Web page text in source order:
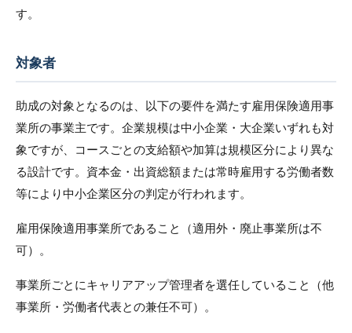
す。
対象者
助成の対象となるのは、以下の要件を満たす雇用保険適用事
業所の事業主です。企業規模は中小企業・大企業いずれも対
象ですが、コースごとの支給額や加算は規模区分により異な
る設計です。資本金・出資総額または常時雇用する労働者数
等により中小企業区分の判定が行われます。
雇用保険適用事業所であること（適用外・廃止事業所は不
可）。
事業所ごとにキャリアアップ管理者を選任していること（他
事業所・労働者代表との兼任不可）。